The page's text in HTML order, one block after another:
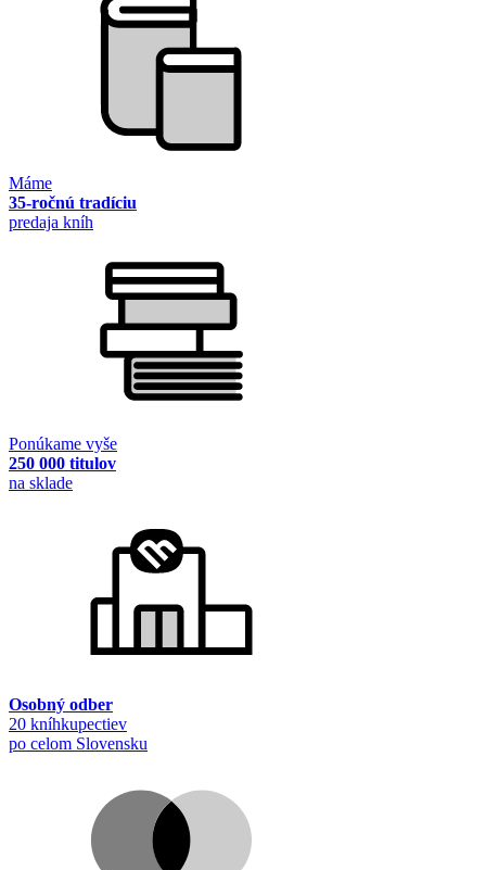
Máme
35-ročnú tradíciu
predaja kníh
Ponúkame vyše
250 000 titulov
na sklade
Osobný odber
20 kníhkupectiev
po celom Slovensku